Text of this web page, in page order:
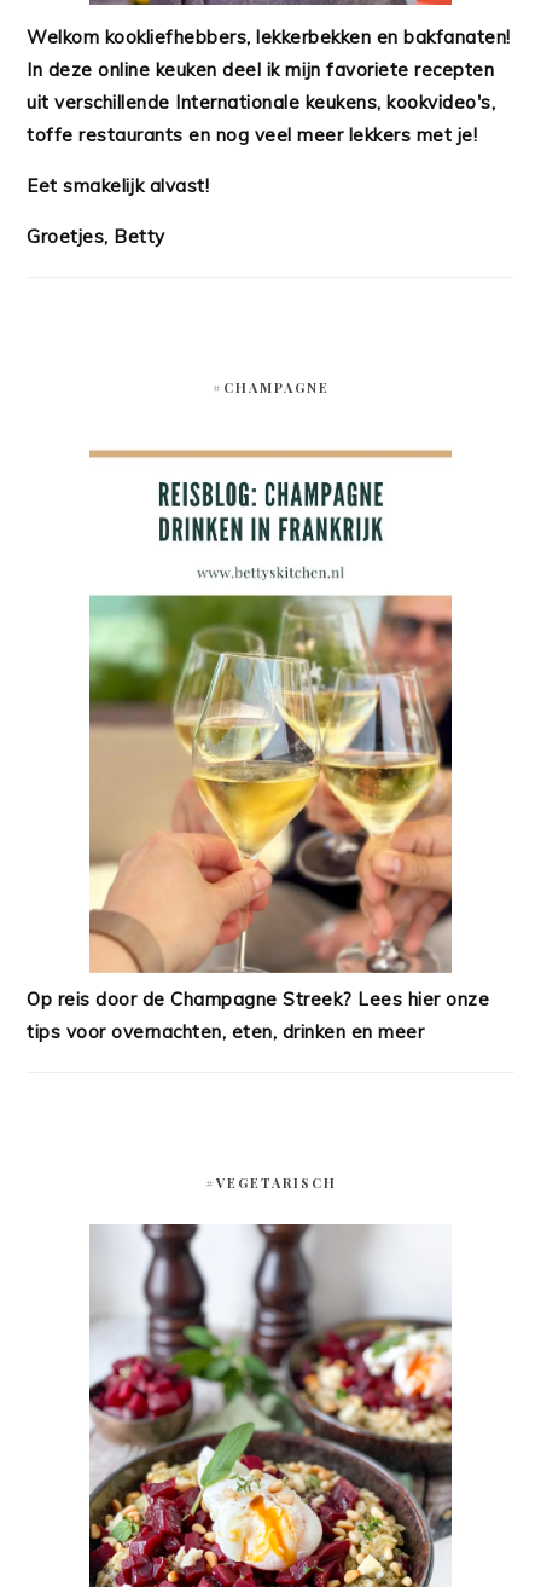
Welkom kookliefhebbers, lekkerbekken en bakfanaten!
In deze online keuken deel ik mijn favoriete recepten
uit verschillende Internationale keukens, kookvideo's,
toffe restaurants en nog veel meer lekkers met je!
Eet smakelijk alvast!
Groetjes, Betty
#CHAMPAGNE
Op reis door de Champagne Streek? Lees hier onze
tips voor overnachten, eten, drinken en meer
#VEGETARISCH